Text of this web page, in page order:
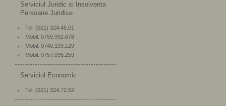
Serviciul Juridic si Insolventa
Persoane Juridice
Tel: (021) 324.45.01
Mobil: 0759.992.678
Mobil: 0740.193.129
Mobil: 0757.095.259
Serviciul Economic
Tel: (021) 324.72.52